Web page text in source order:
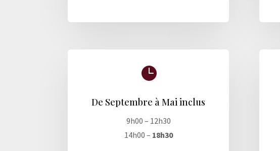

De Septembre à Mai inclus
9h00 – 12h30
14h00 – 18h30